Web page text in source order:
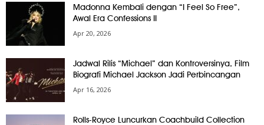
Madonna Kembali dengan “I Feel So Free”,
Awal Era Confessions II
Apr 20, 2026
Jadwal Rilis “Michael” dan Kontroversinya, Film
Biografi Michael Jackson Jadi Perbincangan
Apr 16, 2026
Rolls-Royce Luncurkan Coachbuild Collection